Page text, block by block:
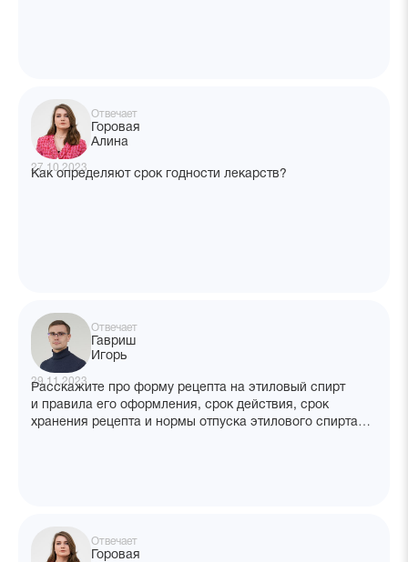
Отвечает
Горовая
Алина
27.10.2023
Как определяют срок годности лекарств?
Отвечает
Гавриш
Игорь
29.11.2023
Расскажите про форму рецепта на этиловый спирт
и правила его оформления, срок действия, срок
хранения рецепта и нормы отпуска этилового спирта
Отвечает
Горовая